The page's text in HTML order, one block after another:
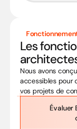
Les
Nous avons
accessibles pour
vos projets de
Évaluer